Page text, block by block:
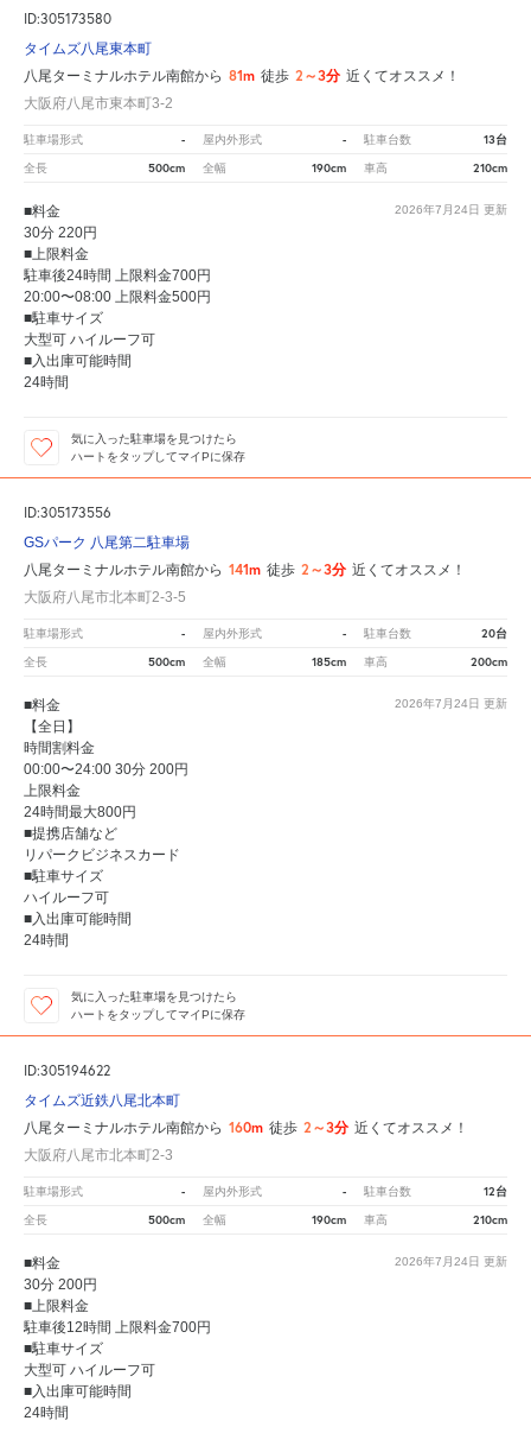
ID:305173580
タイムズ八尾東本町
八尾ターミナルホテル南館から 81m 徒歩 2～3分 近くてオススメ！
大阪府八尾市東本町3-2
駐車場形式 - 屋内外形式 - 駐車台数 13台
全長 500cm 全幅 190cm 車高 210cm
2026年7月24日 更新
■料金
30分 220円
■上限料金
駐車後24時間 上限料金700円
20:00〜08:00 上限料金500円
■駐車サイズ
大型可 ハイルーフ可
■入出庫可能時間
24時間
気に入った駐車場を見つけたら
ハートをタップしてマイPに保存
ID:305173556
GSパーク 八尾第二駐車場
八尾ターミナルホテル南館から 141m 徒歩 2～3分 近くてオススメ！
大阪府八尾市北本町2-3-5
駐車場形式 - 屋内外形式 - 駐車台数 20台
全長 500cm 全幅 185cm 車高 200cm
2026年7月24日 更新
■料金
【全日】
時間割料金
00:00〜24:00 30分 200円
上限料金
24時間最大800円
■提携店舗など
リパークビジネスカード
■駐車サイズ
ハイルーフ可
■入出庫可能時間
24時間
気に入った駐車場を見つけたら
ハートをタップしてマイPに保存
ID:305194622
タイムズ近鉄八尾北本町
八尾ターミナルホテル南館から 160m 徒歩 2～3分 近くてオススメ！
大阪府八尾市北本町2-3
駐車場形式 - 屋内外形式 - 駐車台数 12台
全長 500cm 全幅 190cm 車高 210cm
2026年7月24日 更新
■料金
30分 200円
■上限料金
駐車後12時間 上限料金700円
■駐車サイズ
大型可 ハイルーフ可
■入出庫可能時間
24時間